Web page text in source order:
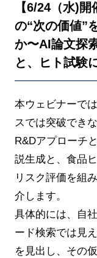
【6/24（水)
の“次の価値”
か〜AI論文探
と、ヒト試験
本ウェビナーで
スでは突破でき
R&Dアプローチ
説生成と、食品
リスク評価を組
介します。
具体的には、自
ード検索では見
を見出し、その